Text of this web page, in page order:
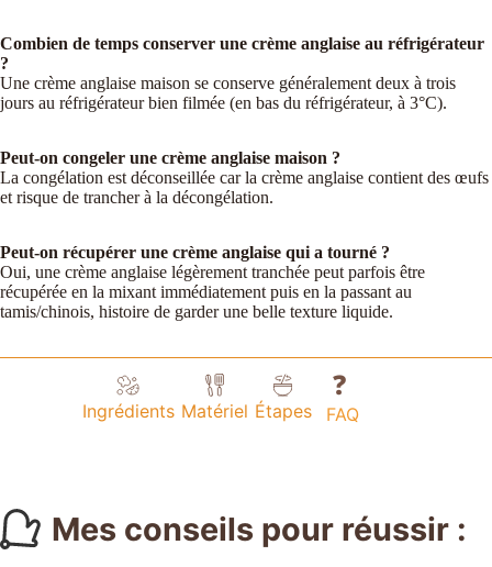
Combien de temps conserver une crème anglaise au réfrigérateur
?
Une crème anglaise maison se conserve généralement deux à trois
jours au réfrigérateur bien filmée (en bas du réfrigérateur, à 3°C).
Peut-on congeler une crème anglaise maison ?
La congélation est déconseillée car la crème anglaise contient des œufs
et risque de trancher à la décongélation.
Peut-on récupérer une crème anglaise qui a tourné ?
Oui, une crème anglaise légèrement tranchée peut parfois être
récupérée en la mixant immédiatement puis en la passant au
tamis/chinois, histoire de garder une belle texture liquide.
Ingrédients Matériel Étapes
❓
FAQ
Mes conseils pour réussir :